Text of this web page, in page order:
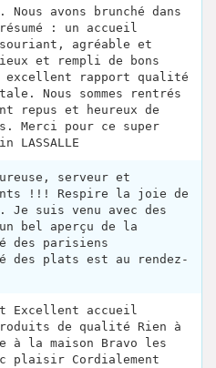
avons brunché dans
: un accueil
agréable et
et rempli de bons
rapport qualité
Nous sommes rentrés
repus et heureux de
Merci pour ce super
LASSALLE
serveur et
!!! Respire la joie de
suis venu avec des
bel aperçu de la
des parisiens
des plats est au rendez-
Excellent accueil
de qualité Rien à
à la maison Bravo les
plaisir Cordialement